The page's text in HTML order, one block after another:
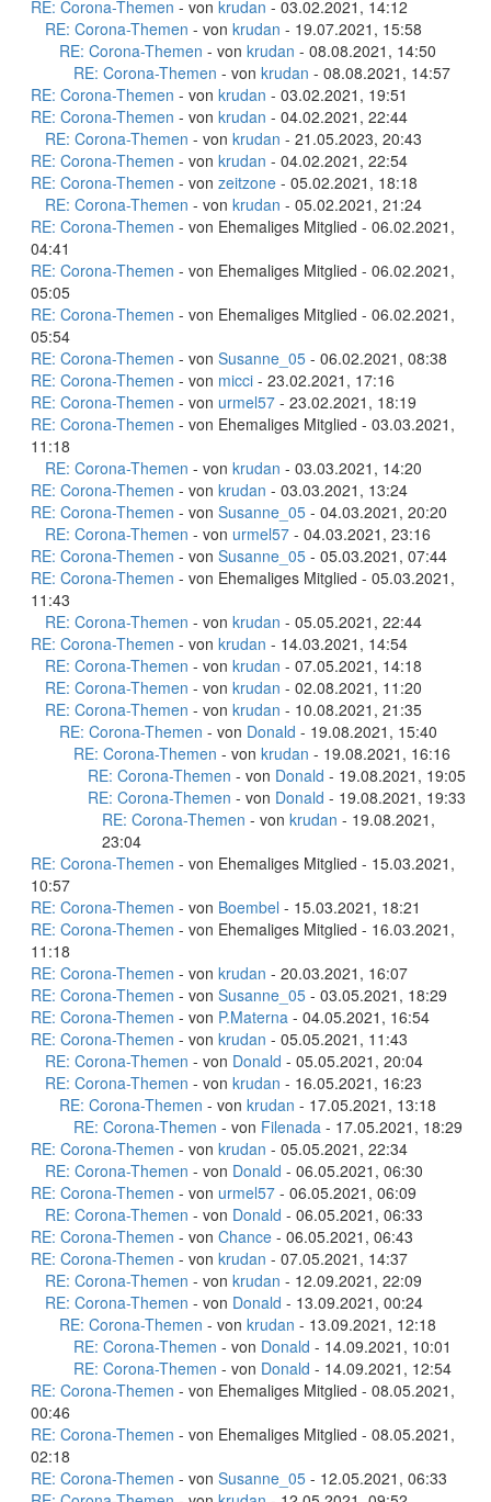
RE: Corona-Themen - von krudan - 03.02.2021, 14:12
RE: Corona-Themen - von krudan - 19.07.2021, 15:58
RE: Corona-Themen - von krudan - 08.08.2021, 14:50
RE: Corona-Themen - von krudan - 08.08.2021, 14:57
RE: Corona-Themen - von krudan - 03.02.2021, 19:51
RE: Corona-Themen - von krudan - 04.02.2021, 22:44
RE: Corona-Themen - von krudan - 21.05.2023, 20:43
RE: Corona-Themen - von krudan - 04.02.2021, 22:54
RE: Corona-Themen - von zeitzone - 05.02.2021, 18:18
RE: Corona-Themen - von krudan - 05.02.2021, 21:24
RE: Corona-Themen - von Ehemaliges Mitglied - 06.02.2021,
04:41
RE: Corona-Themen - von Ehemaliges Mitglied - 06.02.2021,
05:05
RE: Corona-Themen - von Ehemaliges Mitglied - 06.02.2021,
05:54
RE: Corona-Themen - von Susanne_05 - 06.02.2021, 08:38
RE: Corona-Themen - von micci - 23.02.2021, 17:16
RE: Corona-Themen - von urmel57 - 23.02.2021, 18:19
RE: Corona-Themen - von Ehemaliges Mitglied - 03.03.2021,
11:18
RE: Corona-Themen - von krudan - 03.03.2021, 14:20
RE: Corona-Themen - von krudan - 03.03.2021, 13:24
RE: Corona-Themen - von Susanne_05 - 04.03.2021, 20:20
RE: Corona-Themen - von urmel57 - 04.03.2021, 23:16
RE: Corona-Themen - von Susanne_05 - 05.03.2021, 07:44
RE: Corona-Themen - von Ehemaliges Mitglied - 05.03.2021,
11:43
RE: Corona-Themen - von krudan - 05.05.2021, 22:44
RE: Corona-Themen - von krudan - 14.03.2021, 14:54
RE: Corona-Themen - von krudan - 07.05.2021, 14:18
RE: Corona-Themen - von krudan - 02.08.2021, 11:20
RE: Corona-Themen - von krudan - 10.08.2021, 21:35
RE: Corona-Themen - von Donald - 19.08.2021, 15:40
RE: Corona-Themen - von krudan - 19.08.2021, 16:16
RE: Corona-Themen - von Donald - 19.08.2021, 19:05
RE: Corona-Themen - von Donald - 19.08.2021, 19:33
RE: Corona-Themen - von krudan - 19.08.2021,
23:04
RE: Corona-Themen - von Ehemaliges Mitglied - 15.03.2021,
10:57
RE: Corona-Themen - von Boembel - 15.03.2021, 18:21
RE: Corona-Themen - von Ehemaliges Mitglied - 16.03.2021,
11:18
RE: Corona-Themen - von krudan - 20.03.2021, 16:07
RE: Corona-Themen - von Susanne_05 - 03.05.2021, 18:29
RE: Corona-Themen - von P.Materna - 04.05.2021, 16:54
RE: Corona-Themen - von krudan - 05.05.2021, 11:43
RE: Corona-Themen - von Donald - 05.05.2021, 20:04
RE: Corona-Themen - von krudan - 16.05.2021, 16:23
RE: Corona-Themen - von krudan - 17.05.2021, 13:18
RE: Corona-Themen - von Filenada - 17.05.2021, 18:29
RE: Corona-Themen - von krudan - 05.05.2021, 22:34
RE: Corona-Themen - von Donald - 06.05.2021, 06:30
RE: Corona-Themen - von urmel57 - 06.05.2021, 06:09
RE: Corona-Themen - von Donald - 06.05.2021, 06:33
RE: Corona-Themen - von Chance - 06.05.2021, 06:43
RE: Corona-Themen - von krudan - 07.05.2021, 14:37
RE: Corona-Themen - von krudan - 12.09.2021, 22:09
RE: Corona-Themen - von Donald - 13.09.2021, 00:24
RE: Corona-Themen - von krudan - 13.09.2021, 12:18
RE: Corona-Themen - von Donald - 14.09.2021, 10:01
RE: Corona-Themen - von Donald - 14.09.2021, 12:54
RE: Corona-Themen - von Ehemaliges Mitglied - 08.05.2021,
00:46
RE: Corona-Themen - von Ehemaliges Mitglied - 08.05.2021,
02:18
RE: Corona-Themen - von Susanne_05 - 12.05.2021, 06:33